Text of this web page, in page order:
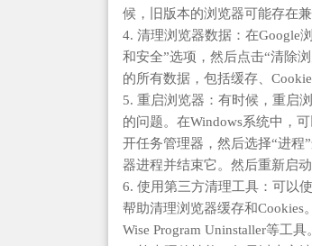
候，旧版本的浏览器可能存在
4. 清理浏览器数据：在Google
和安全”选项，然后点击“清除
的所有数据，包括缓存、
5. 重启浏览器：有时候，重启
的问题。在Windows系统中，
开任务管理器，然后选择“进程
器进程并结束它。然后重新启动
6. 使用第三方清理工具：可以
帮助清理浏览器缓存和Cookies
Wise Program Uninstaller等工具。